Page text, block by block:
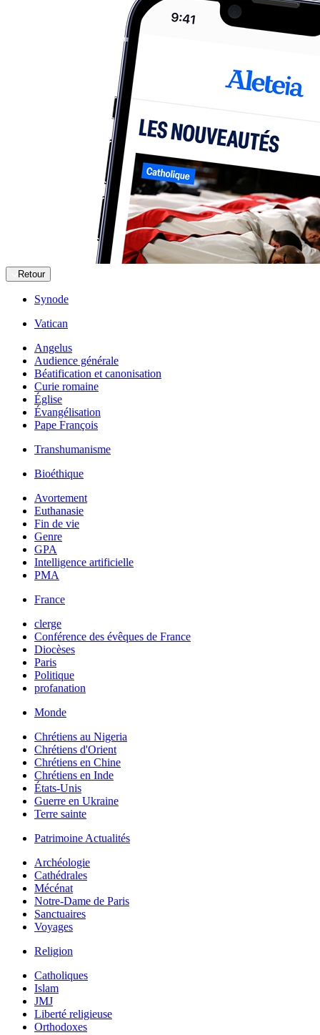
Retour
Synode
Vatican
Angelus
Audience générale
Béatification et canonisation
Curie romaine
Église
Évangélisation
Pape François
Transhumanisme
Bioéthique
Avortement
Euthanasie
Fin de vie
Genre
GPA
Intelligence artificielle
PMA
France
clerge
Conférence des évêques de France
Diocèses
Paris
Politique
profanation
Monde
Chrétiens au Nigeria
Chrétiens d'Orient
Chrétiens en Chine
Chrétiens en Inde
États-Unis
Guerre en Ukraine
Terre sainte
Patrimoine Actualités
Archéologie
Cathédrales
Mécénat
Notre-Dame de Paris
Sanctuaires
Voyages
Religion
Catholiques
Islam
JMJ
Liberté religieuse
Orthodoxes